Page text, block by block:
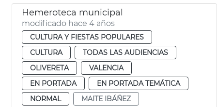
Hemeroteca municipal
modificado hace 4 años
CULTURA Y FIESTAS POPULARES
CULTURA
TODAS LAS AUDIENCIAS
OLIVERETA
VALENCIA
EN PORTADA
EN PORTADA TEMÁTICA
NORMAL
MAITE IBÁÑEZ